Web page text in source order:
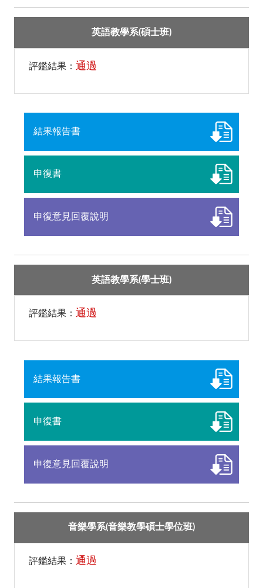
英語教學系(碩士班)
評鑑結果： 通過
結果報告書
申復書
申復意見回覆說明
英語教學系(學士班)
評鑑結果： 通過
結果報告書
申復書
申復意見回覆說明
音樂學系(音樂教學碩士學位班)
評鑑結果： 通過